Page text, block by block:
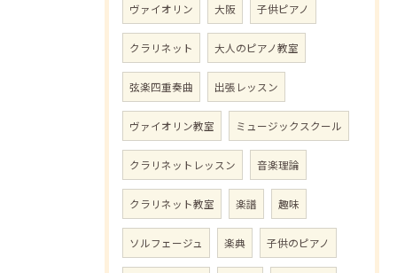
ヴァイオリン 大阪 子供ピアノ
クラリネット 大人のピアノ教室
弦楽四重奏曲 出張レッスン
ヴァイオリン教室 ミュージックスクール
クラリネットレッスン 音楽理論
クラリネット教室 楽譜 趣味
ソルフェージュ 楽典 子供のピアノ